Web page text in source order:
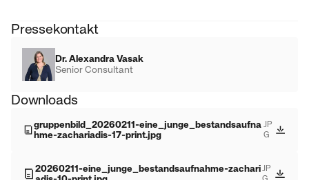
Pressekontakt
Dr. Alexandra Vasak
Senior Consultant
Downloads
gruppenbild_20260211-eine_junge_bestandsaufna
hme-zachariadis-17-print.jpg
JP
G
20260211-eine_junge_bestandsaufnahme-zachariJP